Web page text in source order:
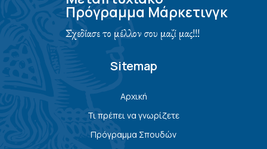
Πρόγραμμα Μάρκετινγκ
Σχεδίασε το μέλλον σου μαζί μας!!!
Sitemap
Αρχική
Τι πρέπει να γνωρίζετε
Πρόγραμμα Σπουδών